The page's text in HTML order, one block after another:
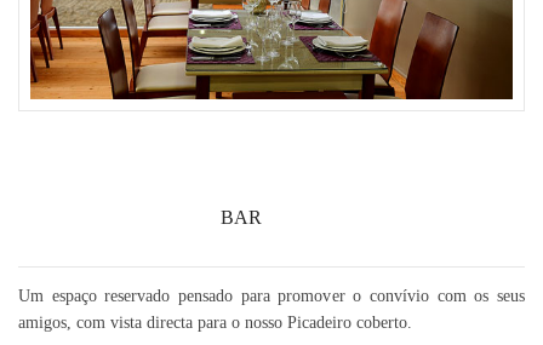
BAR
Um espaço reservado pensado para promover o convívio com os seus
amigos, com vista directa para o nosso Picadeiro coberto.